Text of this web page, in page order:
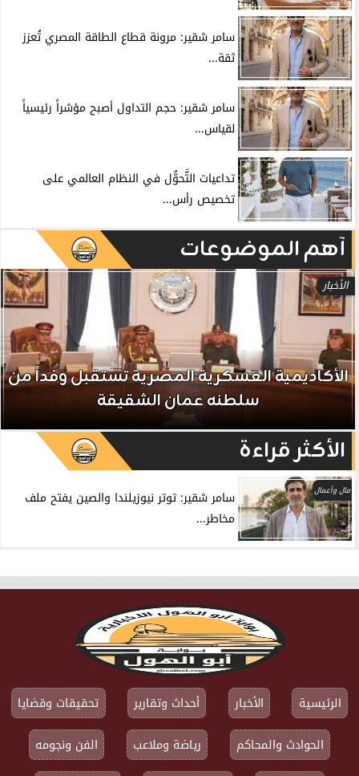
سامر شقير: مرونة قطاع الطاقة المصري تُعزز
ثقة...
سامر شقير: حجم التداول أصبح مؤشراً رئيسياً
لقياس...
تداعيات التَّحوُّل في النظام العالمي على
تخصيص رأس...
آهم الموضوعات
الأخبار
الأكاديمية العسكرية المصرية تستقبل وفداً من
سلطنه عمان الشقيقة
الأكثر قراءة
مال وأعمال
سامر شقير: توتر نيوزيلندا والصين يفتح ملف
مخاطر...
الرئيسية الأخبار أحداث وتقارير
تحقيقات وقضايا
الحوادث والمحاكم
رياضة وملاعب
الفن ونجومه